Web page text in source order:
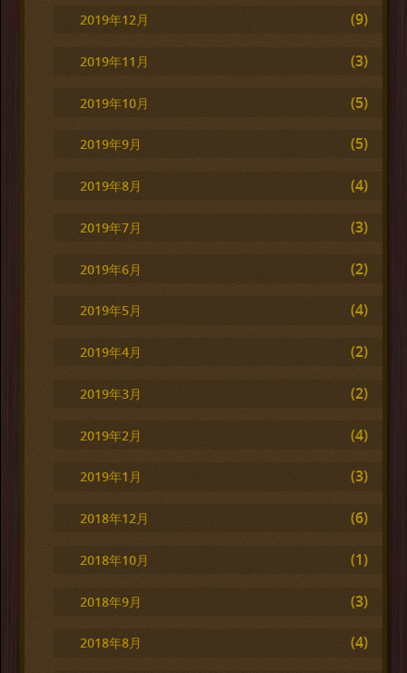
2019年12月 (9)
2019年11月 (3)
2019年10月 (5)
2019年9月 (5)
2019年8月 (4)
2019年7月 (3)
2019年6月 (2)
2019年5月 (4)
2019年4月 (2)
2019年3月 (2)
2019年2月 (4)
2019年1月 (3)
2018年12月 (6)
2018年10月 (1)
2018年9月 (3)
2018年8月 (4)